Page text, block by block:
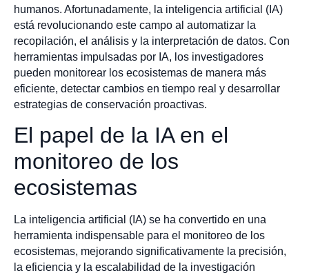
humanos. Afortunadamente, la inteligencia artificial (IA)
está revolucionando este campo al automatizar la
recopilación, el análisis y la interpretación de datos. Con
herramientas impulsadas por IA, los investigadores
pueden monitorear los ecosistemas de manera más
eficiente, detectar cambios en tiempo real y desarrollar
estrategias de conservación proactivas.
El papel de la IA en el
monitoreo de los
ecosistemas
La inteligencia artificial (IA) se ha convertido en una
herramienta indispensable para el monitoreo de los
ecosistemas, mejorando significativamente la precisión,
la eficiencia y la escalabilidad de la investigación